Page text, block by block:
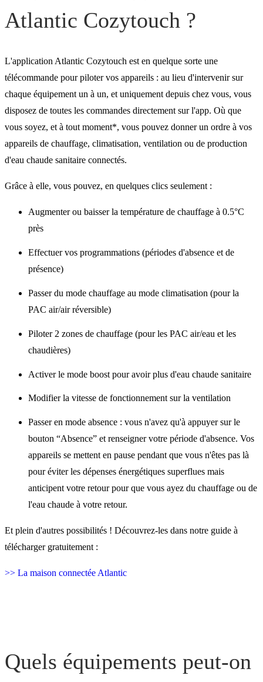
Atlantic Cozytouch ?
L'application Atlantic Cozytouch est en quelque sorte une
télécommande pour piloter vos appareils : au lieu d'intervenir sur
chaque équipement un à un, et uniquement depuis chez vous, vous
disposez de toutes les commandes directement sur l'app. Où que
vous soyez, et à tout moment*, vous pouvez donner un ordre à vos
appareils de chauffage, climatisation, ventilation ou de production
d'eau chaude sanitaire connectés.
Grâce à elle, vous pouvez, en quelques clics seulement :
Augmenter ou baisser la température de chauffage à 0.5°C
près
Effectuer vos programmations (périodes d'absence et de
présence)
Passer du mode chauffage au mode climatisation (pour la
PAC air/air réversible)
Piloter 2 zones de chauffage (pour les PAC air/eau et les
chaudières)
Activer le mode boost pour avoir plus d'eau chaude sanitaire
Modifier la vitesse de fonctionnement sur la ventilation
Passer en mode absence : vous n'avez qu'à appuyer sur le
bouton “Absence” et renseigner votre période d'absence. Vos
appareils se mettent en pause pendant que vous n'êtes pas là
pour éviter les dépenses énergétiques superflues mais
anticipent votre retour pour que vous ayez du chauffage ou de
l'eau chaude à votre retour.
Et plein d'autres possibilités ! Découvrez-les dans notre guide à
télécharger gratuitement :
>> La maison connectée Atlantic
Quels équipements peut-on